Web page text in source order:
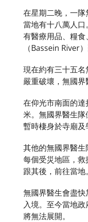
在星期二晚，一
當地有十八萬人
有醫療用品、糧
（Bassein River
現在約有三十五
嚴重破壞，無國界
在仰光市南面的
米。無國界醫生
暫時棲身於寺廟及
其他的無國界醫
每個受災地區，
跟其後，前往當地。
無國界醫生會盡
入境。至今當地
將無法展開。